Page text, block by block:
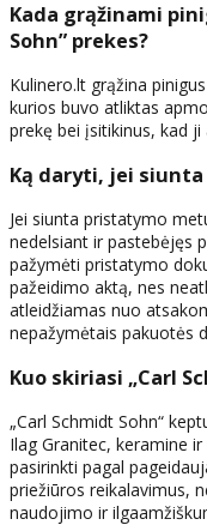
Kada grąžinami
Sohn” prekes?
Kulinero.lt grąžina
kurios buvo atliktas
prekę bei įsitikinus, kad
Ką daryti, jei
Jei siunta pristatymo
nedelsiant ir pastebėjęs
pažymėti pristatymo
pažeidimo aktą, nes
atleidžiamas nuo
nepažymėtais pakuotės
Kuo skiriasi „Carl
„Carl Schmidt Sohn“
Ilag Granitec, keramine
pasirinkti pagal
priežiūros reikalavimus,
naudojimo ir